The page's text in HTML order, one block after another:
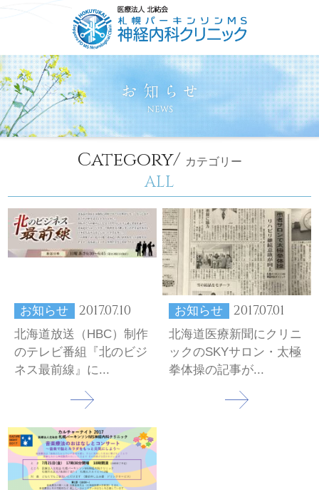
ごあいさつ コンセプト
Category/ カテゴリー
ALL
お知らせ 2017.07.10
北海道放送（HBC）制作
のテレビ番組『北のビジ
ネス最前線』に...
お知らせ 2017.07.01
北海道医療新聞にクリニ
ックのSKYサロン・太極
拳体操の記事が...